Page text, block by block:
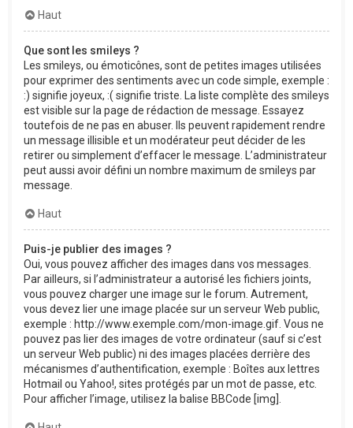
Haut
Que sont les smileys ?
Les smileys, ou émoticônes, sont de petites images utilisées
pour exprimer des sentiments avec un code simple, exemple :
:) signifie joyeux, :( signifie triste. La liste complète des smileys
est visible sur la page de rédaction de message. Essayez
toutefois de ne pas en abuser. Ils peuvent rapidement rendre
un message illisible et un modérateur peut décider de les
retirer ou simplement d’effacer le message. L’administrateur
peut aussi avoir défini un nombre maximum de smileys par
message.
Haut
Puis-je publier des images ?
Oui, vous pouvez afficher des images dans vos messages.
Par ailleurs, si l’administrateur a autorisé les fichiers joints,
vous pouvez charger une image sur le forum. Autrement,
vous devez lier une image placée sur un serveur Web public,
exemple : http://www.exemple.com/mon-image.gif. Vous ne
pouvez pas lier des images de votre ordinateur (sauf si c’est
un serveur Web public) ni des images placées derrière des
mécanismes d’authentification, exemple : Boîtes aux lettres
Hotmail ou Yahoo!, sites protégés par un mot de passe, etc.
Pour afficher l’image, utilisez la balise BBCode [img].